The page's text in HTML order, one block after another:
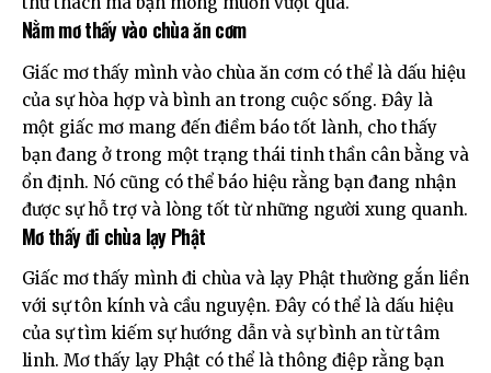
Nằm mơ thấy vào chùa ăn cơm
Giấc mơ thấy mình vào chùa ăn cơm có thể là dấu hiệu
của sự hòa hợp và bình an trong cuộc sống. Đây là
một giấc mơ mang đến điềm báo tốt lành, cho thấy
bạn đang ở trong một trạng thái tinh thần cân bằng và
ổn định. Nó cũng có thể báo hiệu rằng bạn đang nhận
được sự hỗ trợ và lòng tốt từ những người xung quanh.
Mơ thấy đi chùa lạy Phật
Giấc mơ thấy mình đi chùa và lạy Phật thường gắn liền
với sự tôn kính và cầu nguyện. Đây có thể là dấu hiệu
của sự tìm kiếm sự hướng dẫn và sự bình an từ tâm
linh. Mơ thấy lạy Phật có thể là thông điệp rằng bạn